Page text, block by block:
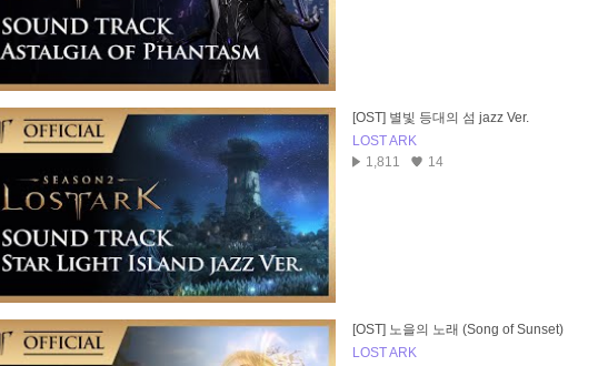
[OST] 별빛 등대의 섬 jazz Ver.
LOST ARK
1,811
14
[OST] 노을의 노래 (Song of Sunset)
LOST ARK